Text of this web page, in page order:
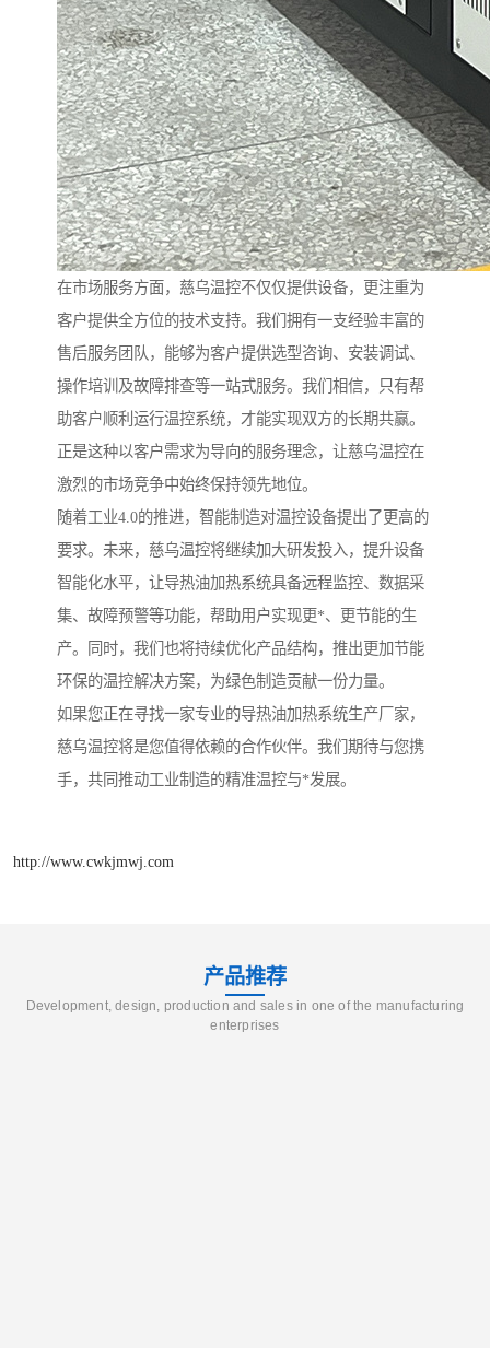
在市场服务方面，慈乌温控不仅仅提供设备，更注重为
客户提供全方位的技术支持。我们拥有一支经验丰富的
售后服务团队，能够为客户提供选型咨询、安装调试、
操作培训及故障排查等一站式服务。我们相信，只有帮
助客户顺利运行温控系统，才能实现双方的长期共赢。
正是这种以客户需求为导向的服务理念，让慈乌温控在
激烈的市场竞争中始终保持领先地位。
随着工业4.0的推进，智能制造对温控设备提出了更高的
要求。未来，慈乌温控将继续加大研发投入，提升设备
智能化水平，让导热油加热系统具备远程监控、数据采
集、故障预警等功能，帮助用户实现更*、更节能的生
产。同时，我们也将持续优化产品结构，推出更加节能
环保的温控解决方案，为绿色制造贡献一份力量。
如果您正在寻找一家专业的导热油加热系统生产厂家，
慈乌温控将是您值得依赖的合作伙伴。我们期待与您携
手，共同推动工业制造的精准温控与*发展。
http://www.cwkjmwj.com
产品推荐
Development, design, production and sales in one of the manufacturing
enterprises